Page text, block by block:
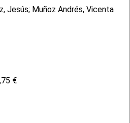
Jesús; Muñoz Andrés, Vicenta
€